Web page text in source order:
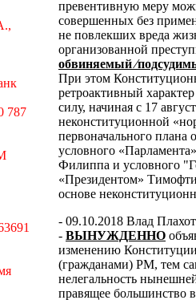
787
превентивную меру
совершенных без
не повлекших вреда
организованной
обвиняемый
При этом
ретроактивный
силу, начиная с 17
неконституционной
первоначального плана
условного
Филиппа и условного
«Президентом»
основе
- 09.10.2018 Влад
- ВЫНУЖДЕННО
изменению
(гражданами) РМ, тем
нелегальность
правящее большинство